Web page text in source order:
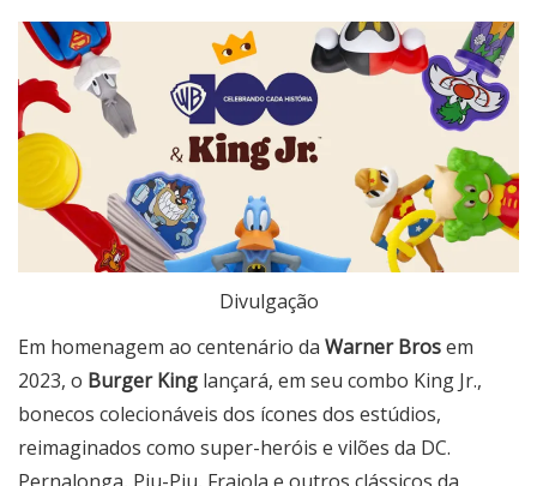
Divulgação
Em homenagem ao centenário da Warner Brosem
2023, o Burger King lançará, em seu combo King Jr.,
bonecos colecionáveis dos ícones dos estúdios,
reimaginados como super-heróis e vilões da DC.